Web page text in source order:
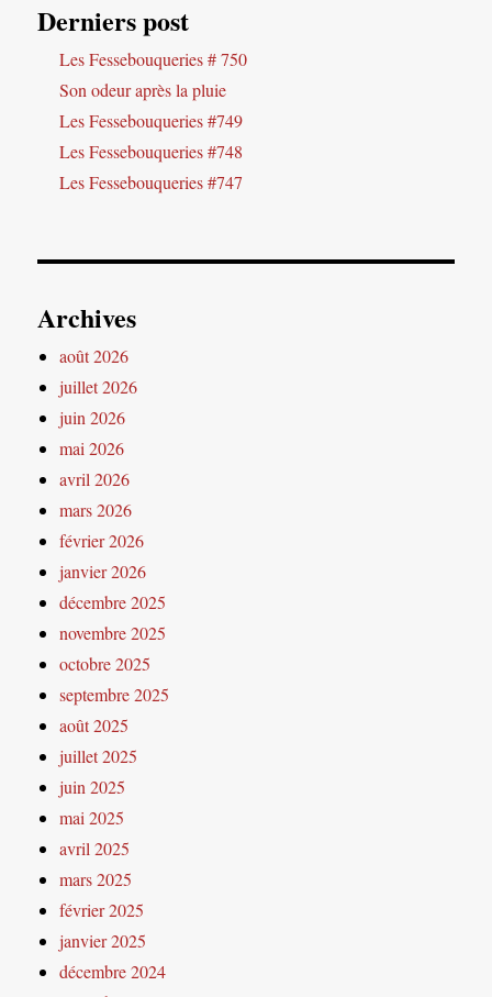
Derniers post
Les Fessebouqueries # 750
Son odeur après la pluie
Les Fessebouqueries #749
Les Fessebouqueries #748
Les Fessebouqueries #747
Archives
août 2026
juillet 2026
juin 2026
mai 2026
avril 2026
mars 2026
février 2026
janvier 2026
décembre 2025
novembre 2025
octobre 2025
septembre 2025
août 2025
juillet 2025
juin 2025
mai 2025
avril 2025
mars 2025
février 2025
janvier 2025
décembre 2024